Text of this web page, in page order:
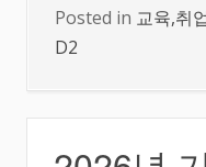
Posted in 교육,취
D2